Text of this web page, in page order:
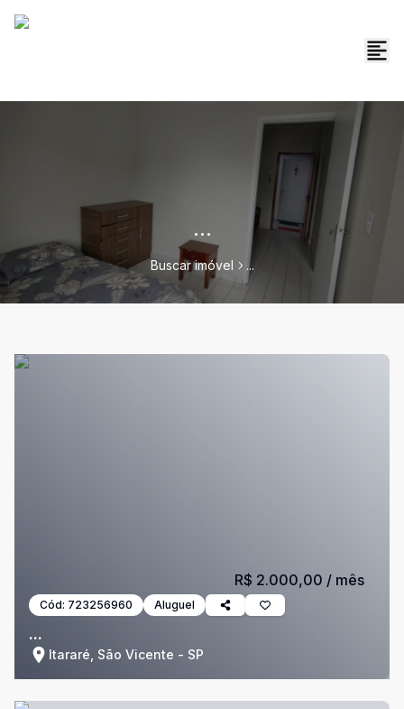
...
Buscar imóvel ...
Cód: 723256960 Aluguel
...
Itararé, São Vicente - SP
R$ 2.000,00 / mês